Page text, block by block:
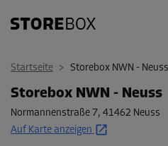
Startseite > Storebox NWN - Neuss
Storebox NWN - Neuss
Normannenstraße 7, 41462 Neuss
Auf Karte anzeigen